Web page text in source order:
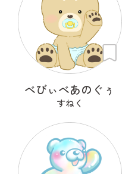
べびぃべあのぐぅ
すねく